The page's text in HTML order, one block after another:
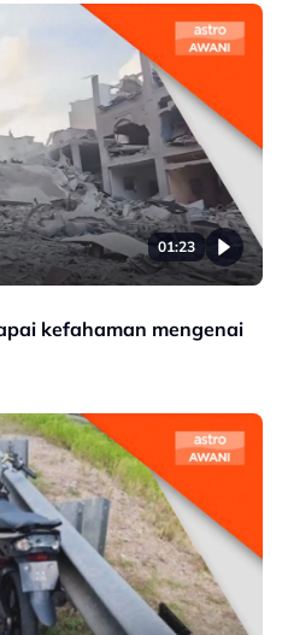
01:23
kefahaman mengenai